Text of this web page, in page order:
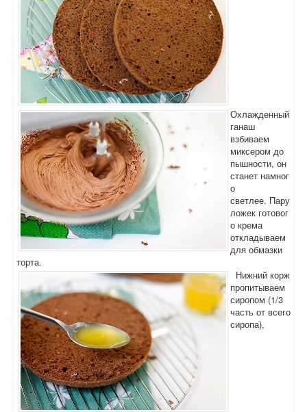
Охлажденный
ганаш
взбиваем
миксером до
пышности, он
станет намног
о
светлее. Пару
ложек готовог
о крема
откладываем
для обмазки
торта.
Нижний корж
пропитываем
сиропом (1/3
часть от всего
сиропа),